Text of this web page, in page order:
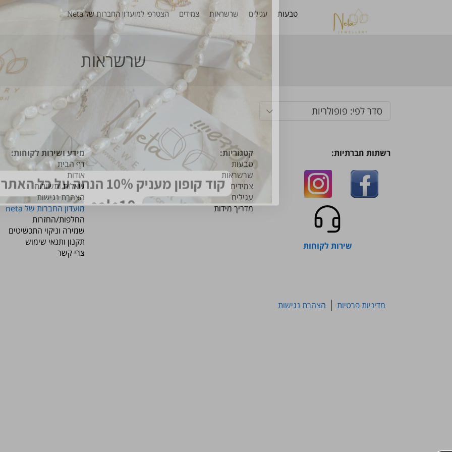
טבעות עגילים שרשראות צמידים הצטרפי למועדון החברות של Neta
שרשראות
סדר לפי: פופולריות
רשתות חברתיות:
שירות לקוחות
קטגוריות:
טבעות
שרשראות
צמידים
עגילים
​​​​​​​מדריך מידות
מידע ושירות לקוחות:
דף הבית
אודות
שאלות ותשובות
הצהרת נגישות
מועדון החברות של neta
החלפות/החזרות
שמירה וניקוי התכשיטים
תקנון ותנאי שימוש
צרי קשר
מדיניות פרטיות הצהרת נגישות